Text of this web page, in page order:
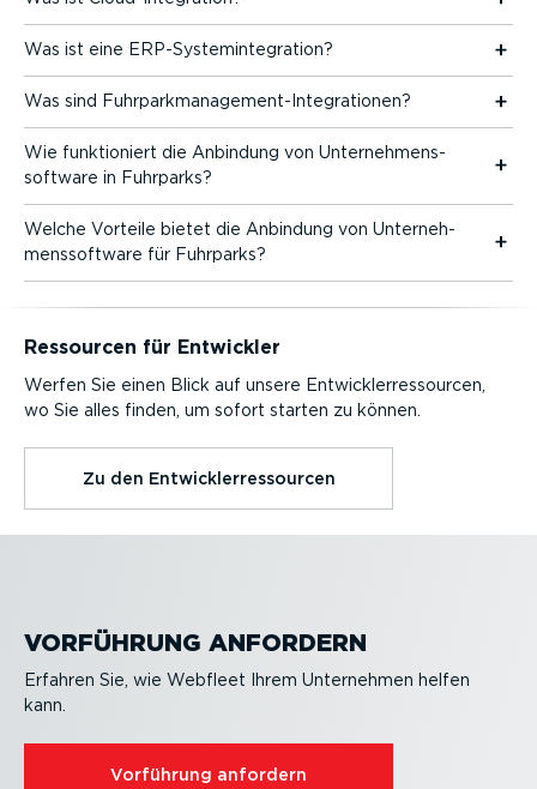
Was ist eine ERP-Sys­tem­in­te­gration?
Was sind Fuhrpark­management-Inte­grationen?
Wie funktio­niert die Anbindung von Unter­neh­mens­
software in Fuhrparks?
Welche Vorteile bietet die Anbindung von Unter­neh­
mens­software für Fuhrparks?
Ressourcen für Entwickler
Werfen Sie einen Blick auf unsere Entwick­ler­res­sourcen,
wo Sie alles finden, um sofort starten zu können.
Zu den Entwick­ler­res­sourcen
VORFÜHRUNG ANFORDERN
Erfahren Sie, wie Webfleet Ihrem Unternehmen helfen
kann.
Vorführung anfordern